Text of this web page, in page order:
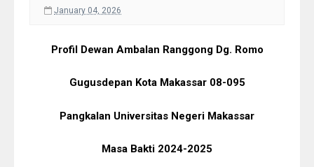
January 04, 2026
Profil Dewan Ambalan Ranggong Dg. Romo
Gugusdepan Kota Makassar 08-095
Pangkalan Universitas Negeri Makassar
Masa Bakti 2024-2025